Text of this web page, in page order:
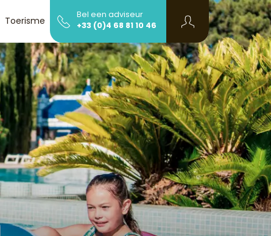
Toerisme Info en contact
Bel een adviseur
+33 (0)4 68 81 10 46